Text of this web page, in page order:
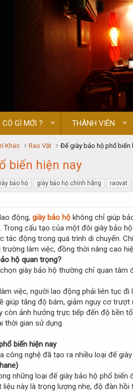
CÓ GÌ MỚI ? THÀNH VIÊN
Khác Rao Vặt Đế giày bảo hộ phổ biến
biến hiện nay
bảo hộ giày bảo hộ chính hãng raovat
động, giày bảo hộ không chỉ giúp
Trong cấu tạo của một đôi giày bảo
tác động trong quá trình di chuyển.
làm việc, đồng thời nâng cao
hộ quan trọng?
giày bảo hộ thường chỉ quan tâm
việc, người lao động phải liên tục
giúp tăng độ bám, giảm nguy cơ
còn ảnh hưởng trực tiếp đến độ bền
thời gian sử dụng.
biến hiện nay
công nghệ đã tạo ra nhiều loại đế
những loại đế giày bảo hộ phổ biến
liệu này là trọng lượng nhẹ, độ đàn